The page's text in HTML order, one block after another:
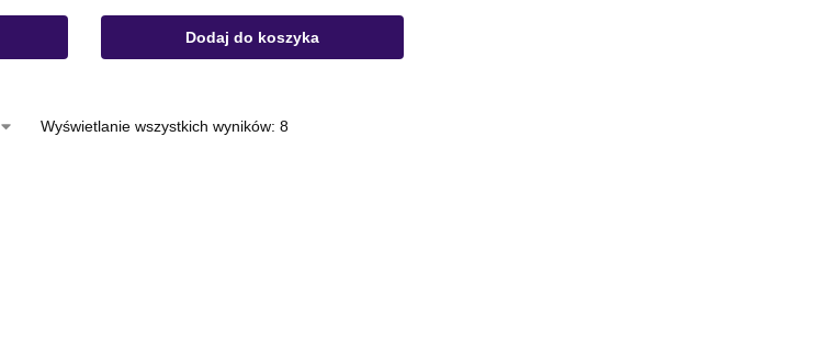
Dodaj do koszyka
Wyświetlanie wszystkich wyników: 8